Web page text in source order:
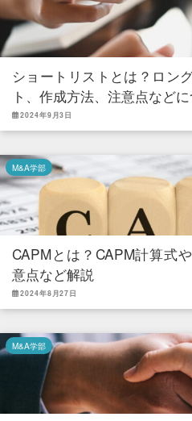
ショートリストとは？ロン
ト、作成方法、注意点など
2024年9月3日
M&A学部
CAPMとは？CAPM計算式
意点など解説
2024年8月27日
M&A学部